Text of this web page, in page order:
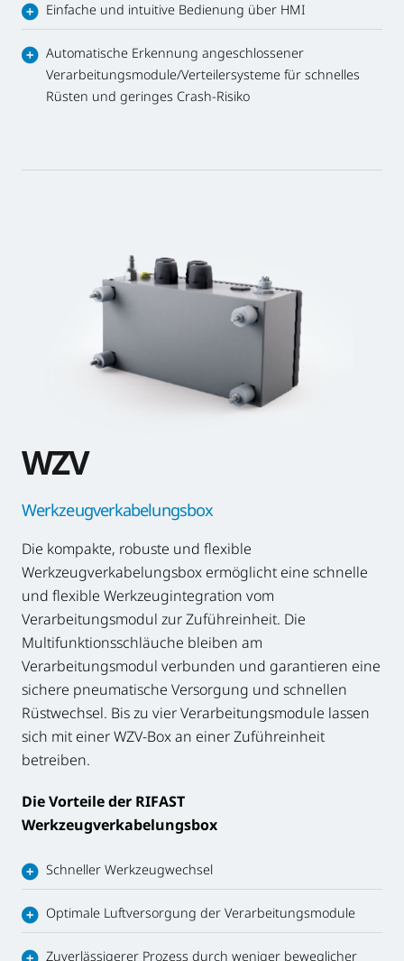
Einfache und intuitive Bedienung über HMI
Automatische Erkennung angeschlossener
Verarbeitungsmodule/Verteilersysteme für schnelles
Rüsten und geringes Crash-Risiko
WZV
Werkzeugverkabelungsbox
Die kompakte, robuste und flexible
Werkzeugverkabelungsbox ermöglicht eine schnelle
und flexible Werkzeugintegration vom
Verarbeitungsmodul zur Zuführeinheit. Die
Multifunktionsschläuche bleiben am
Verarbeitungsmodul verbunden und garantieren eine
sichere pneumatische Versorgung und schnellen
Rüstwechsel. Bis zu vier Verarbeitungsmodule lassen
sich mit einer WZV-Box an einer Zuführeinheit
betreiben.
Die Vorteile der RIFAST
Werkzeugverkabelungsbox
Schneller Werkzeugwechsel
Optimale Luftversorgung der Verarbeitungsmodule
Zuverlässigerer Prozess durch weniger beweglicher